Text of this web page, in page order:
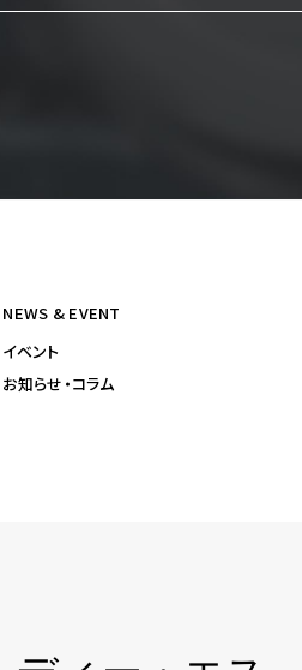
NEWS & EVENT
イベント
お知らせ・コラム